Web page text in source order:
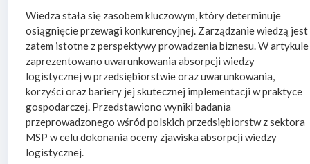
Wiedza stała się zasobem kluczowym, który determinuje
osiągnięcie przewagi konkurencyjnej. Zarządzanie wiedzą jest
zatem istotne z perspektywy prowadzenia biznesu. W artykule
zaprezentowano uwarunkowania absorpcji wiedzy
logistycznej w przedsiębiorstwie oraz uwarunkowania,
korzyści oraz bariery jej skutecznej implementacji w praktyce
gospodarczej. Przedstawiono wyniki badania
przeprowadzonego wśród polskich przedsiębiorstw z sektora
MSP w celu dokonania oceny zjawiska absorpcji wiedzy
logistycznej.